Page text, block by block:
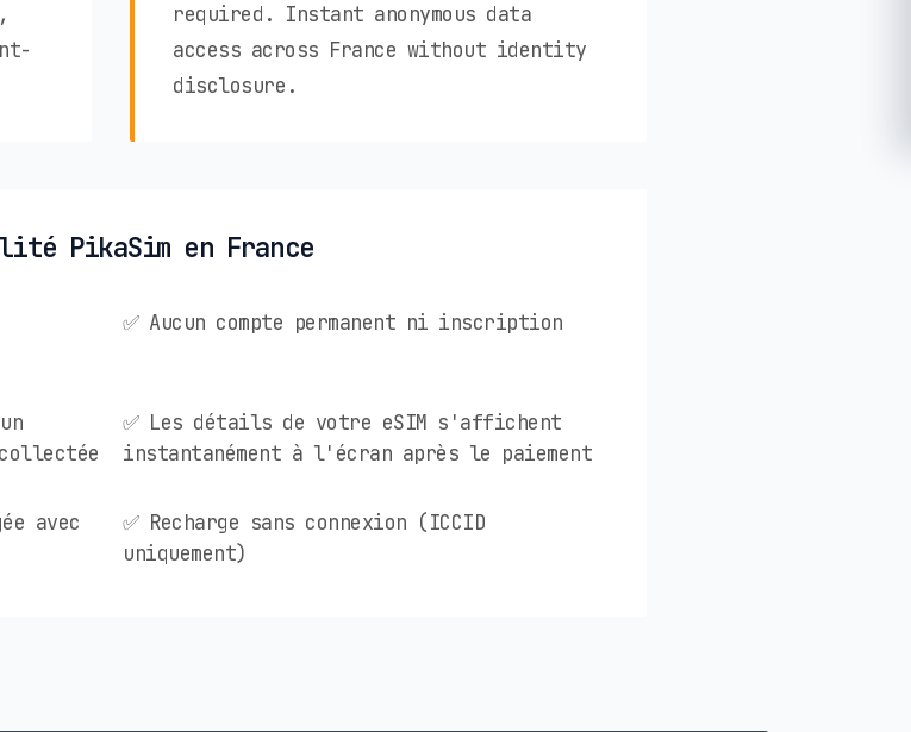
required. Instant anonymous data
access across France without identity
disclosure.
PikaSim en France
✅ Aucun compte permanent ni inscription
✅ Les détails de votre eSIM s'affichent
instantanément à l'écran après le paiement
avec
✅ Recharge sans connexion (ICCID
uniquement)